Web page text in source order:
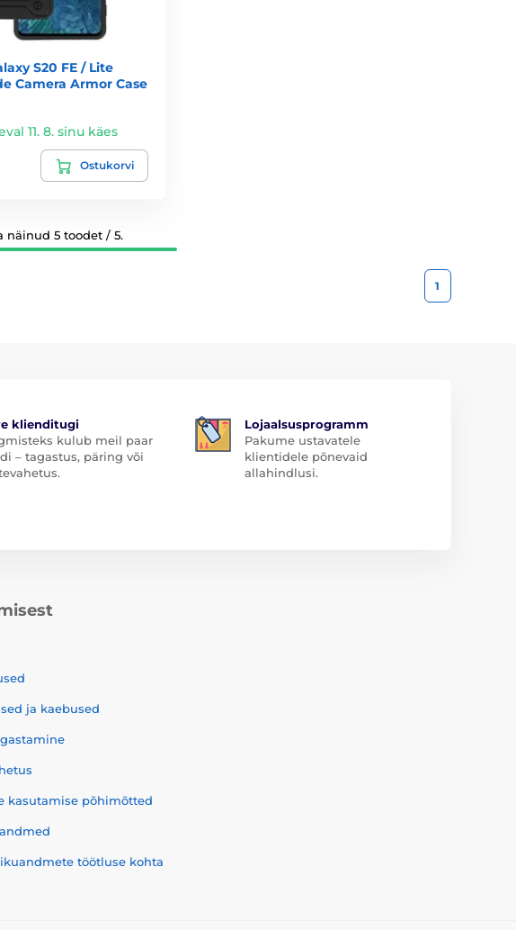
S20 FE / Lite
Camera Armor Case
11. 8. sinu käes
Ostukorvi
näinud 5 toodet / 5.
1
klienditugi
kulub meil paar
– tagastus, päring või
Lojaalsusprogramm
Pakume ustavatele
klientidele põnevaid
allahindlusi.
ja kaebused
kasutamise põhimõtted
töötluse kohta